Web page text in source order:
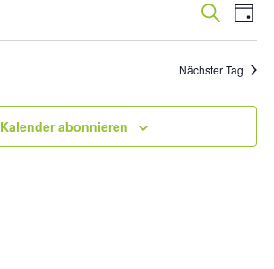
Suche
und
Suche
Tag
Nächster Tag
Kalender abonnieren